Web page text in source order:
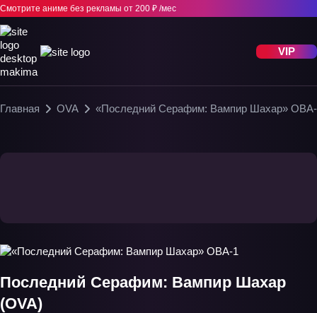
Смотрите аниме без рекламы от 200 ₽ /мес
VIP
Главная OVA «Последний Серафим: Вампир Шахар»
Последний Серафим: Вампир Шахар
(OVA)